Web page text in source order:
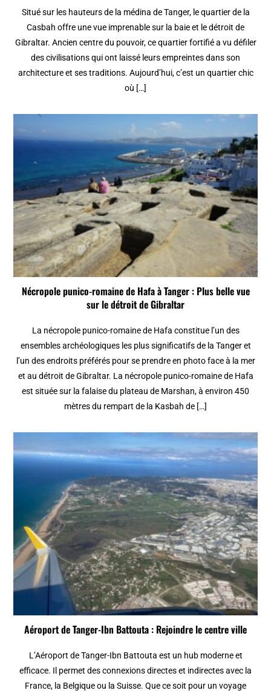
Situé sur les hauteurs de la médina de Tanger, le quartier de la
Casbah offre une vue imprenable sur la baie et le détroit de
Gibraltar. Ancien centre du pouvoir, ce quartier fortifié a vu défiler
des civilisations qui ont laissé leurs empreintes dans son
architecture et ses traditions. Aujourd’hui, c’est un quartier chic
où […]
Nécropole punico-romaine de Hafa à Tanger : Plus belle vue
sur le détroit de Gibraltar
La nécropole punico-romaine de Hafa constitue l’un des
ensembles archéologiques les plus significatifs de la Tanger et
l’un des endroits préférés pour se prendre en photo face à la mer
et au détroit de Gibraltar. La nécropole punico-romaine de Hafa
est située sur la falaise du plateau de Marshan, à environ 450
mètres du rempart de la Kasbah de […]
Aéroport de Tanger-Ibn Battouta : Rejoindre le centre ville
L’Aéroport de Tanger-Ibn Battouta est un hub moderne et
efficace. Il permet des connexions directes et indirectes avec la
France, la Belgique ou la Suisse. Que ce soit pour un voyage